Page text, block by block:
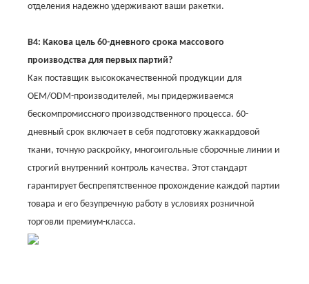
отделения надежно удерживают ваши ракетки.
В4: Какова цель 60-дневного срока массового
производства для первых партий?
Как поставщик высококачественной продукции для
OEM/ODM-производителей, мы придерживаемся
бескомпромиссного производственного процесса. 60-
дневный срок включает в себя подготовку жаккардовой
ткани, точную раскройку, многоигольные сборочные линии и
строгий внутренний контроль качества. Этот стандарт
гарантирует беспрепятственное прохождение каждой партии
товара и его безупречную работу в условиях розничной
торговли премиум-класса.